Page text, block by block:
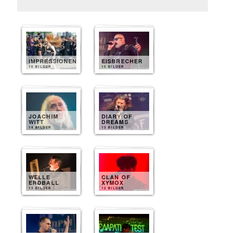
IMPRESSIONEN
10 BILDER
EISBRECHER
15 BILDER
JOACHIM
WITT
14 BILDER
DIARY OF
DREAMS
13 BILDER
WELLE
ERDBALL
13 BILDER
CLAN OF
XYMOX
12 BILDER